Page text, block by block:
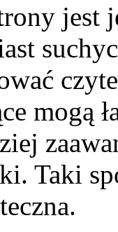
jest
mogą
Taki